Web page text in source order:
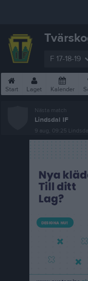
F 17-18-19
Start Laget Kalender
Nästa match
Lindsdal IF
9 aug, 09:25